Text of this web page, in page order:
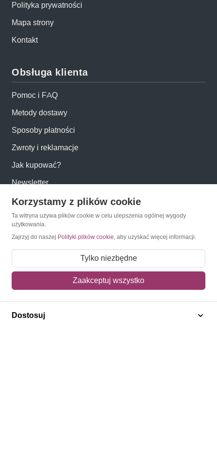
Polityka prywatności
Mapa strony
Kontakt
Obsługa klienta
Pomoc i FAQ
Metody dostawy
Sposoby płatności
Zwroty i reklamacje
Jak kupować?
Newsletter
Konto
Moje konto
Mój koszyk
Adres dostawy
Polecamy
Korzystamy z plików cookie
Ta witryna używa plików cookie w celu ulepszenia ogólnej wygody
użytkowania.
Zajrzyj do naszej Polityki plików cookie, aby uzyskać więcej informacji.
Tylko niezbędne
Zaakceptuj wszystko
Dostosuj